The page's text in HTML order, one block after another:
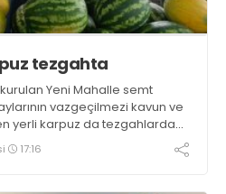
tezgahta
Yeni Mahalle semt
vazgeçilmezi kavun ve
yerli karpuz da tezgahlarda
17:16